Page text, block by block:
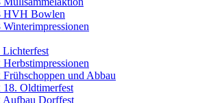
HVH Bowlen
Winterimpressionen
Lichterfest
und Abbau
18. Oldtimerfest
Aufbau Dorffest